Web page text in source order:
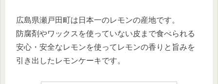
広島県瀬戸田町は日本一のレモンの産地です。
防腐剤やワックスを使っていない皮まで食べられる
安心・安全なレモンを使ってレモンの香りと旨みを
引き出したレモンケーキです。